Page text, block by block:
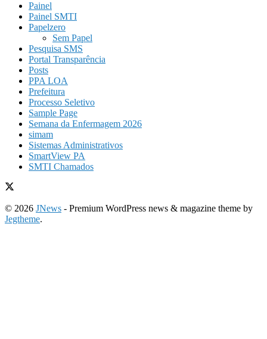
Painel
Painel SMTI
Papelzero
Sem Papel
Pesquisa SMS
Portal Transparência
Posts
PPA LOA
Prefeitura
Processo Seletivo
Sample Page
Semana da Enfermagem 2026
simam
Sistemas Administrativos
SmartView PA
SMTI Chamados
© 2026 JNews - Premium WordPress news & magazine theme by
Jegtheme.